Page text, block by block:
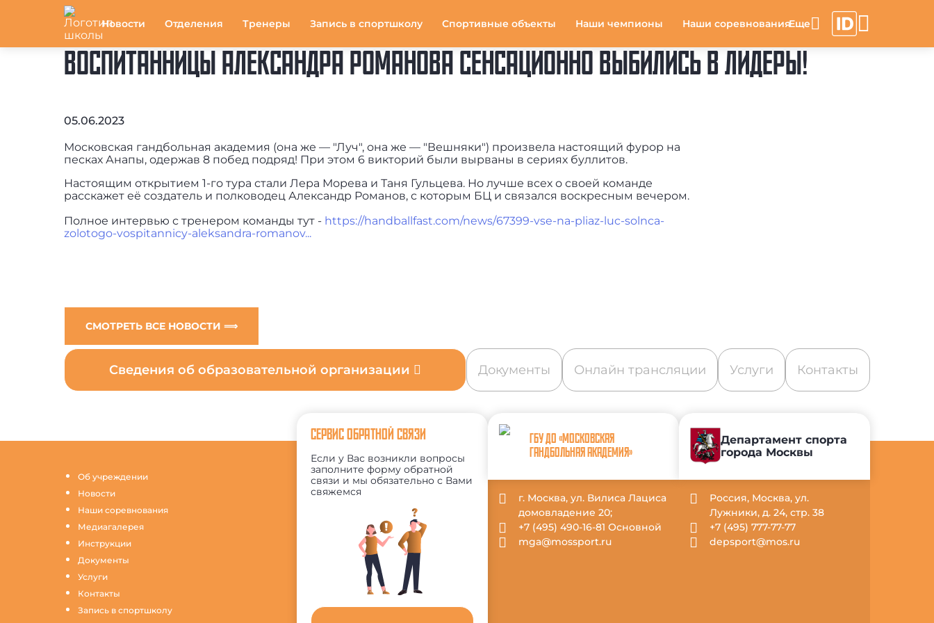
Новости Отделения Тренеры Запись в спортшколу Спортивные объекты Наши чемпионы Наши соревнования
ВОСПИТАННИЦЫ АЛЕКСАНДРА РОМАНОВА СЕНСАЦИОННО ВЫБИЛИСЬ В ЛИДЕРЫ!
05.06.2023
Московская гандбольная академия (она же — "Луч", она же — "Вешняки") произвела настоящий фурор на
песках Анапы, одержав 8 побед подряд! При этом 6 викторий были вырваны в сериях буллитов.
Настоящим открытием 1-го тура стали Лера Морева и Таня Гульцева. Но лучше всех о своей команде
расскажет её создатель и полководец Александр Романов, с которым БЦ и связался воскресным вечером.
Полное интервью с тренером команды тут - https://handballfast.com/news/67399-vse-na-pliaz-luc-solnca-
zolotogo-vospitannicy-aleksandra-romanov...
СМОТРЕТЬ ВСЕ НОВОСТИ ⟹
Сведения об образовательной организации Документы Онлайн трансляции Услуги Контакты
Об учреждении
Новости
Наши соревнования
Медиагалерея
Инструкции
Документы
Услуги
Контакты
Запись в спортшколу
СЕРВИС ОБРАТНОЙ СВЯЗИ
Если у Вас возникли вопросы
заполните форму обратной
связи и мы обязательно с Вами
свяжемся
ГБУ ДО «МОСКОВСКАЯ
ГАНДБОЛЬНАЯ АКАДЕМИЯ»
г. Москва, ул. Вилиса Лациса
домовладение 20;
+7 (495) 490-16-81 Основной
mga@mossport.ru
Департамент спорта
города Москвы
Россия, Москва, ул.
Лужники, д. 24, стр. 38
+7 (495) 777-77-77
depsport@mos.ru